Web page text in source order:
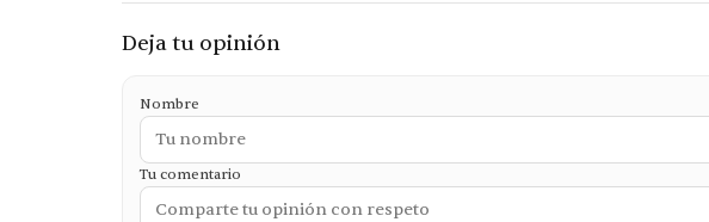
Deja tu opinión
Nombre
Tu comentario